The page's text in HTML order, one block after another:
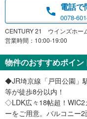
電話で
0078-
CENTURY 21 ウインズホー
営業時間：10:00-19:00
物件のおすすめポイン
◆JR埼京線「戸田公園」
等が徒歩8分以内！
◇LDK広々18帖超！WIC2
ーをご用意。バルコニー2